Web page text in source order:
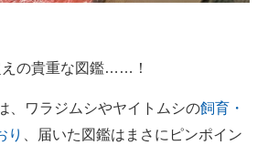
えの貴重な図鑑……！
、ワラジムシやヤイトムシの飼育・
り
、届いた図鑑はまさにピンポイン